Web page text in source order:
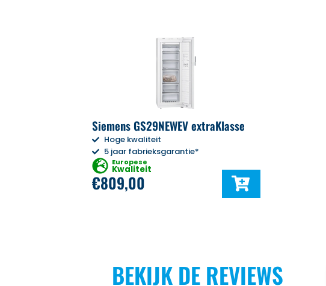
Siemens GS29NEWEV extraKlasse
Hoge kwaliteit
5 jaar fabrieksgarantie*
Europese
Kwaliteit
€809,00
BEKIJK DE REVIEWS